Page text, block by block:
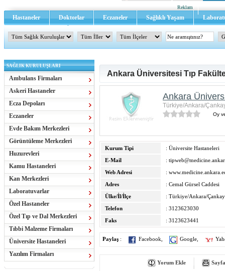
Reklam
Hastaneler Doktorlar Eczaneler Sağlıklı Yaşam
Sağlık TV - Video İletişim
SAĞLIK KURULUŞLARI
Ambulans Firmaları
Askeri Hastaneler
Ecza Depoları
Eczaneler
Evde Bakım Merkezleri
Görüntüleme Merkezleri
Huzurevleri
Kamu Hastaneleri
Kan Merkezleri
Laboratuvarlar
Özel Hastaneler
Özel Tıp ve Dal Merkezleri
Tıbbi Malzeme Firmaları
Üniversite Hastaneleri
Yazılım Firmaları
Ankara Üniversitesi Tıp
Ankara
Türkiye/Ankara/
Oy
Kurum Tipi
: Üniversite Hastaneleri
E-Mail
:
Web Adresi
:
Adres
: Cemal Gürsel Caddesi
Ülke/İl/İlçe
: Türkiye/Ankara/
Telefon
: 3123623030
Faks
: 3123623441
Paylaş : Facebook Google
Yorum Ekle